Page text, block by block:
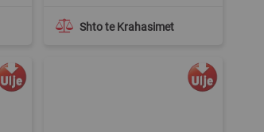
Shto te Krahasimet